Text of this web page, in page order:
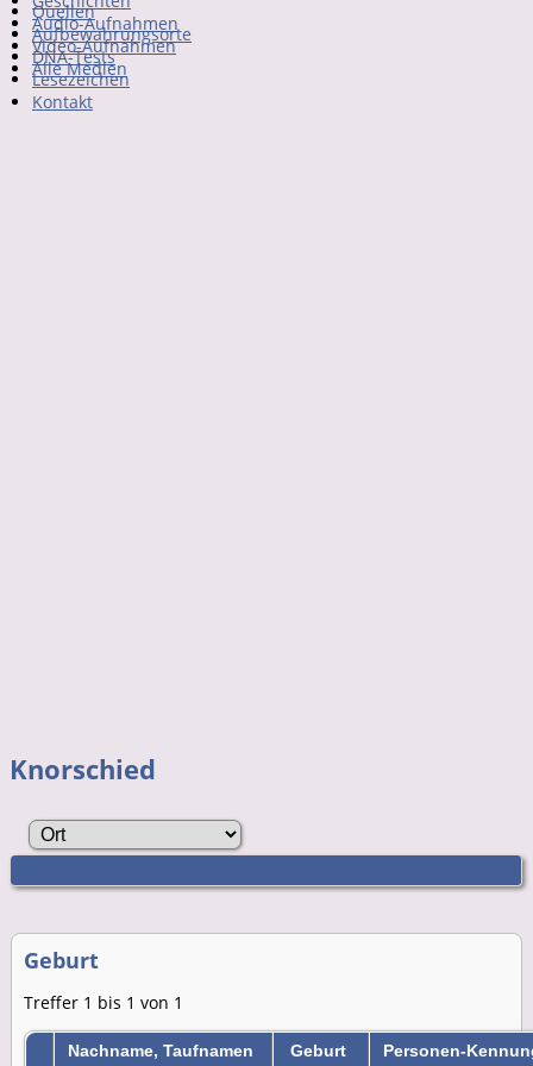
Audio-Aufnahmen
Video-Aufnahmen
Alle Medien
Quellen
Aufbewahrungsorte
DNA-Tests
Lesezeichen
Kontakt
Knorschied
Geburt
Treffer 1 bis 1 von 1
Nachname, Taufnamen Geburt Personen-